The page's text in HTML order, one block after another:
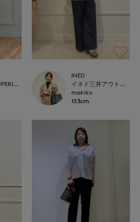
上本町近鉄SUPERIORCLOSET
INED
イネド三井アウトレットパーク多摩南大沢店
makiko
153cm